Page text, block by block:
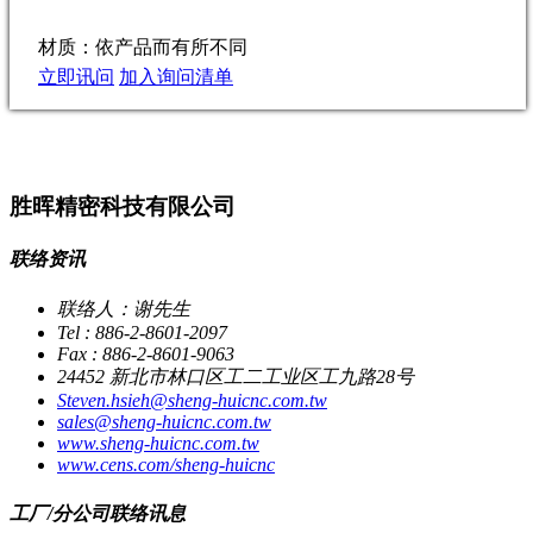
材质：依产品而有所不同
立即讯问 加入询问清单
胜晖精密科技有限公司
联络资讯
联络人：谢先生
Tel : 886-2-8601-2097
Fax : 886-2-8601-9063
24452 新北市林口区工二工业区工九路28号
Steven.hsieh@sheng-huicnc.com.tw
sales@sheng-huicnc.com.tw
www.sheng-huicnc.com.tw
www.cens.com/sheng-huicnc
工厂/分公司联络讯息